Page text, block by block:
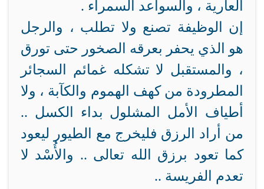
العارية ، والسواعد السمراء .
إن الوظيفة تصنع ولا تطلب ، والرجل
هو الذي يحفر بعرقه الصخور حتى تورق
، والمستقبل لا تشكله غمائم السجائر
المطرودة من كهف الهموم والكآبة ، ولا
أطياف الأمل المشلول بداء الكسل ..
من أراد الرزق فليخرج مع الطيور ليعود
كما تعود برزق الله تعالى .. والأُسْد لا
تعدم الفريسة ..